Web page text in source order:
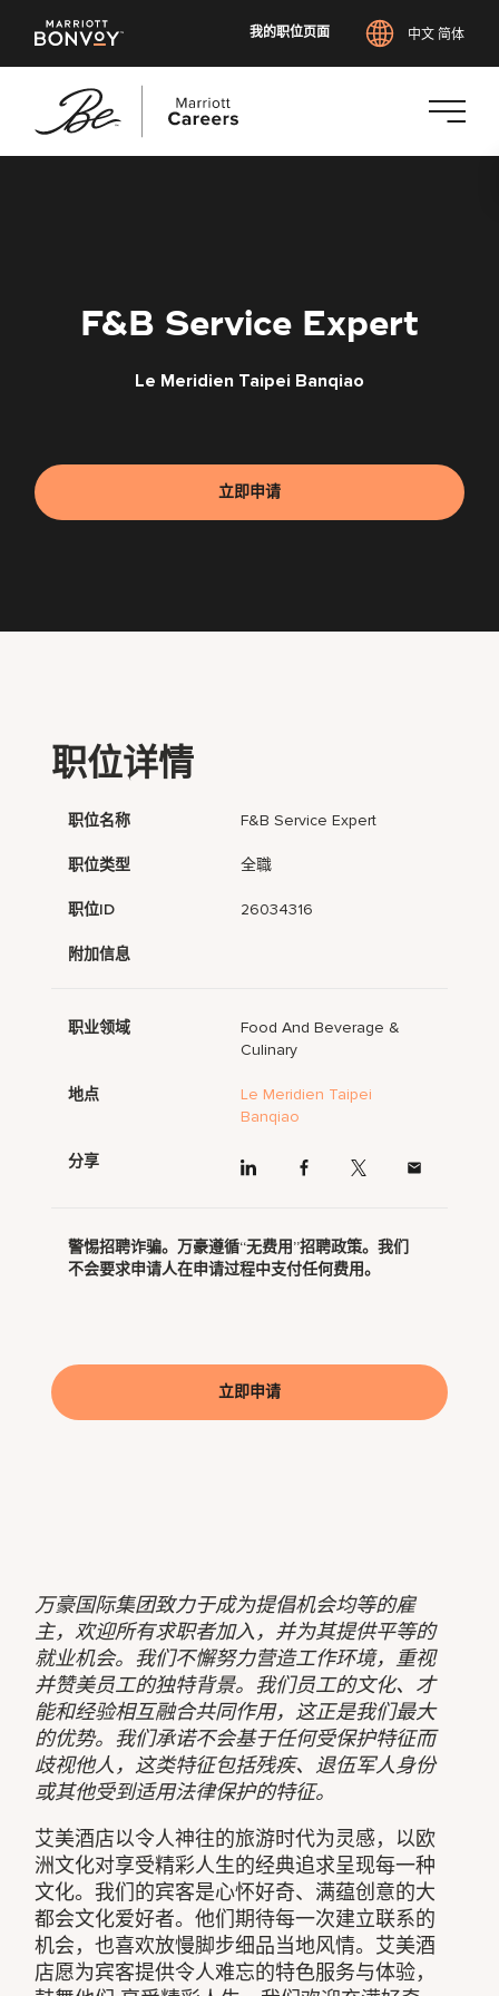
我的职位页面 中文 简体
F&B Service Expert
Le Meridien Taipei Banqiao
立即申请
万豪国际集团致力于成为提倡机会均等的雇
主，欢迎所有求职者加入，并为其提供平等的
就业机会。我们不懈努力营造工作环境，重视
并赞美员工的独特背景。我们员工的文化、才
能和经验相互融合共同作用，这正是我们最大
的优势。我们承诺不会基于任何受保护特征而
歧视他人，这类特征包括残疾、退伍军人身份
或其他受到适用法律保护的特征。
艾美酒店以令人神往的旅游时代为灵感，以欧
洲文化对享受精彩人生的经典追求呈现每一种
文化。我们的宾客是心怀好奇、满蕴创意的大
都会文化爱好者。他们期待每一次建立联系的
机会，也喜欢放慢脚步细品当地风情。艾美酒
店愿为宾客提供令人难忘的特色服务与体验，
职位详情
职位名称 F&B Service Expert
职位类型 全職
职位ID 26034316
附加信息
职业领域
Food And Beverage &
Culinary
地点
Le Meridien Taipei
Banqiao
分享
警惕招聘诈骗。万豪遵循“无费用”招聘政策。我们
不会要求申请人在申请过程中支付任何费用。
立即申请